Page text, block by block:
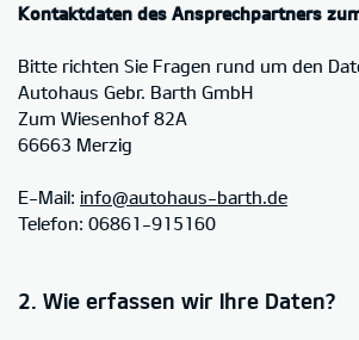
Kontaktdaten des Ansprechpartners
Bitte richten Sie Fragen rund um den
Autohaus Gebr. Barth GmbH
Zum Wiesenhof 82A
66663 Merzig
E-Mail: info@autohaus-barth.de
Telefon: 06861-915160
2. Wie erfassen wir Ihre Daten?